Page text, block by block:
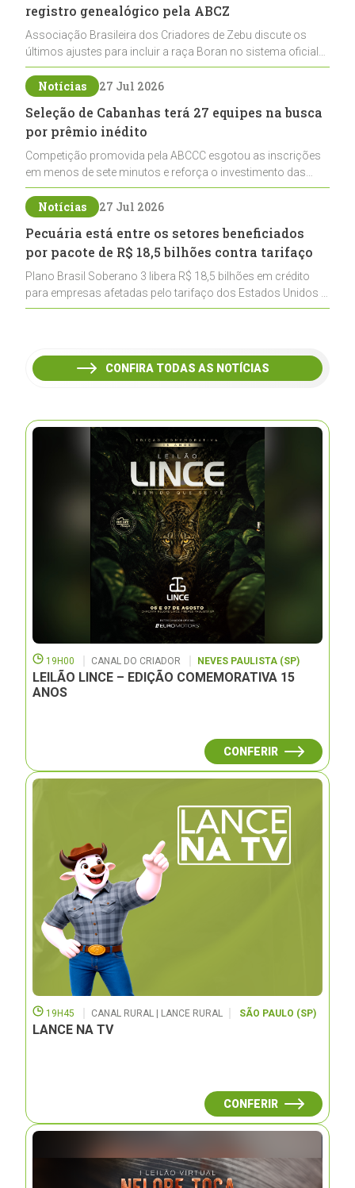
registro genealógico pela ABCZ
Associação Brasileira dos Criadores de Zebu discute os
últimos ajustes para incluir a raça Boran no sistema oficial
de registros, abrindo caminho para sua expansão na
pecuária nacional
Notícias 27 Jul 2026
Seleção de Cabanhas terá 27 equipes na busca
por prêmio inédito
Competição promovida pela ABCCC esgotou as inscrições
em menos de sete minutos e reforça o investimento das
cabanhas na seleção genética de Cavalos Crioulos voltados
ao laço
Notícias 27 Jul 2026
Pecuária está entre os setores beneficiados
por pacote de R$ 18,5 bilhões contra tarifaço
Plano Brasil Soberano 3 libera R$ 18,5 bilhões em crédito
para empresas afetadas pelo tarifaço dos Estados Unidos e
inclui a pecuária entre os setores estratégicos
CONFIRA TODAS AS NOTÍCIAS
19H00 CANAL DO CRIADOR NEVES PAULISTA (SP)
LEILÃO LINCE – EDIÇÃO COMEMORATIVA 15
ANOS
CONFERIR
19H45 CANAL RURAL | LANCE RURAL SÃO PAULO (SP)
LANCE NA TV
CONFERIR